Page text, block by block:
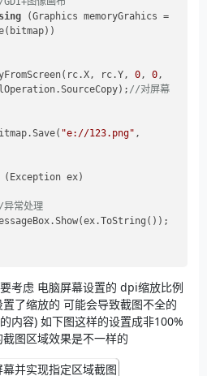
(Graphics memoryGrahics =
{
rc.Y, 0, 0,
//对屏幕
bitmap.Save(
"e://123.png" ,
ex)
常处理
MessageBox.Show(ex.ToString());
考虑 电脑屏幕设置的 dpi缩放比例
了缩放的 可能会导致截图不全的
内容) 如下图这样的设置成非100%
图区域效果是不一样的